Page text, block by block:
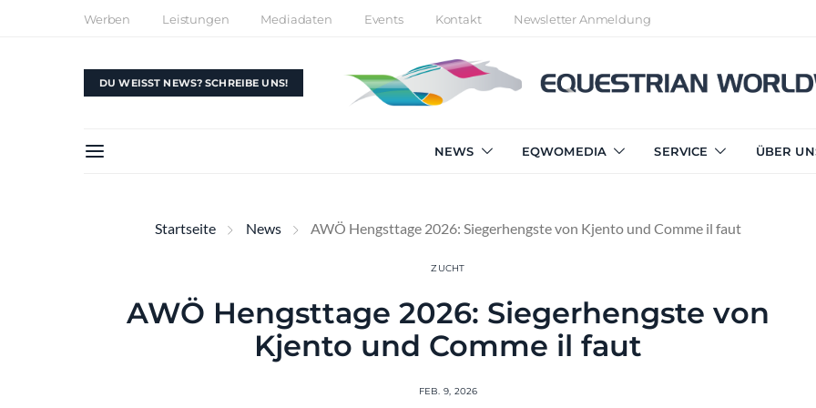
Werben Leistungen Mediadaten Events Kontakt Newsletter Anmeldung
DU WEISST NEWS? SCHREIBE UNS!
NEWS EQWOMEDIA SERVICE ÜBER
Startseite News AWÖ Hengsttage 2026: Siegerhengste von Kjento und Comme il faut
ZUCHT
AWÖ Hengsttage 2026: Siegerhengste von
Kjento und Comme il faut
FEB. 9, 2026